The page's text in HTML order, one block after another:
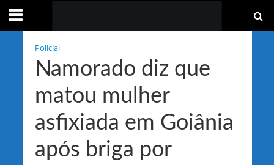
Policial
Namorado diz que
matou mulher
asfixiada em Goiânia
após briga por